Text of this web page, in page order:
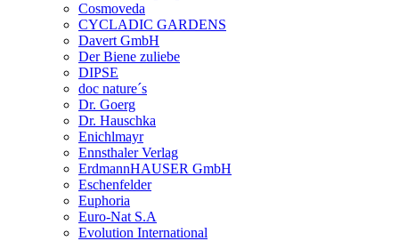
Cosmoveda
CYCLADIC GARDENS
Davert GmbH
Der Biene zuliebe
DIPSE
doc nature´s
Dr. Goerg
Dr. Hauschka
Enichlmayr
Ennsthaler Verlag
ErdmannHAUSER GmbH
Eschenfelder
Euphoria
Euro-Nat S.A
Evolution International